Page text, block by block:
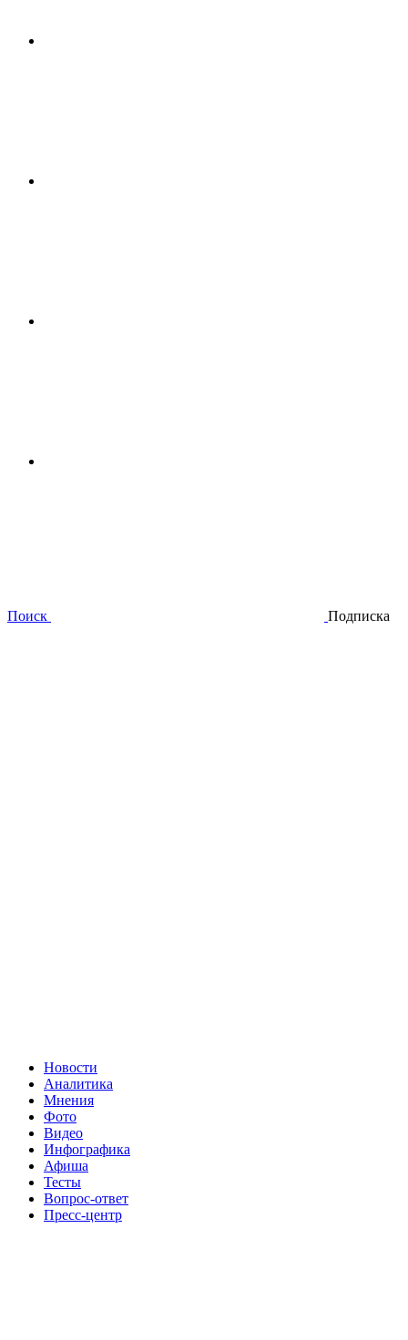
Поиск Подписка
Новости
Аналитика
Мнения
Фото
Видео
Инфографика
Афиша
Тесты
Вопрос-ответ
Пресс-центр